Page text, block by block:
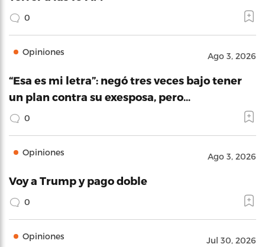
0
Opiniones Ago 3, 2026
“Esa es mi letra”: negó tres veces bajo tener
un plan contra su exesposa, pero…
0
Opiniones Ago 3, 2026
Voy a Trump y pago doble
0
Opiniones Jul 30, 2026